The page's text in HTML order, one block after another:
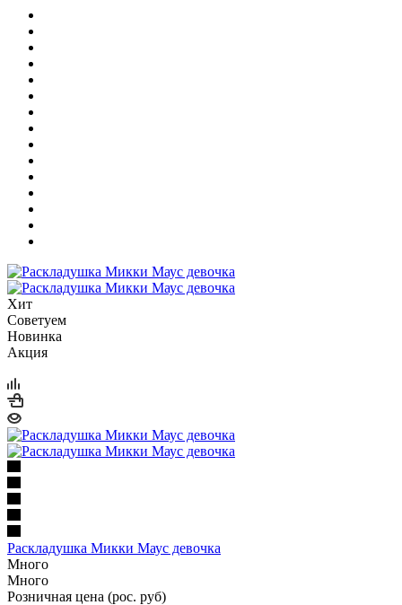
Хит
Советуем
Новинка
Акция
Раскладушка Микки Маус девочка
Много
Много
Розничная цена (рос. руб)